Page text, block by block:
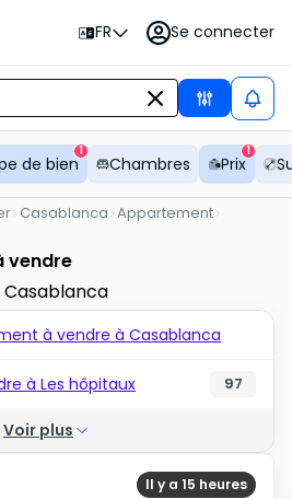
FR Se connecter
de bien
1
Chambres Prix
1
Casablanca Appartement
vendre
à vendre à Casablanca
à Les hôpitaux 97
Voir plus
Il y a 15 heures